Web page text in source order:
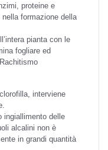
proteine e
formazione della
pianta con le
fogliare ed
interviene
ingiallimento delle
alcalini non è
in grandi quantità